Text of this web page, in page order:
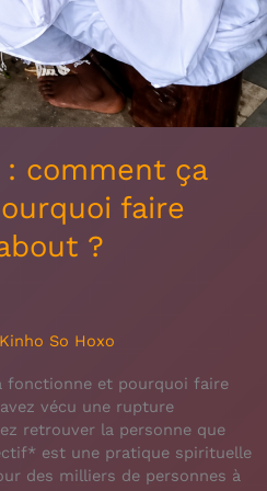
comment ça
faire
?
Kinho So Hoxo
fonctionne et pourquoi faire
vécu une rupture
retrouver la personne que
est une pratique spirituelle
des milliers de personnes à